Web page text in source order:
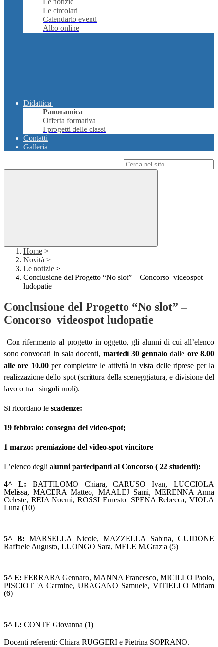
Le notizie
Le circolari
Calendario eventi
Albo online
Didattica
Panoramica
Offerta formativa
I progetti delle classi
Contatti
Galleria
Home >
Novità >
Le notizie >
Conclusione del Progetto “No slot” – Concorso videospot
ludopatie
Conclusione del Progetto “No slot” –
Concorso videospot ludopatie
Con riferimento al progetto in oggetto, gli alunni di cui all’elenco
sono convocati in sala docenti, martedì 30 gennaio dalle ore 8.00
alle ore 10.00per completare le attività in vista delle riprese per la
realizzazione dello spot (scrittura della sceneggiatura, e divisione del
lavoro tra i singoli ruoli).
Si ricordano le scadenze:
19 febbraio: consegna del video-spot;
1 marzo: premiazione del video-spot vincitore
L’elenco degli alunni partecipanti al Concorso ( 22 studenti):
4^ L: BATTILOMO Chiara, CARUSO Ivan, LUCCIOLA
Melissa, MACERA Matteo, MAALEJ Sami, MERENNA Anna
Celeste, REIA Noemi, ROSSI Ernesto, SPENA Rebecca, VIOLA
Luna (10)
5^ B: MARSELLA Nicole, MAZZELLA Sabina, GUIDONE
Raffaele Augusto, LUONGO Sara, MELE M.Grazia (5)
5^ E:FERRARA Gennaro, MANNA Francesco, MICILLO Paolo,
PISCIOTTA Carmine, URAGANO Samuele, VITIELLO Miriam
(6)
5^ L: CONTE Giovanna (1)
Docenti referenti: Chiara RUGGERI e Pietrina SOPRANO.